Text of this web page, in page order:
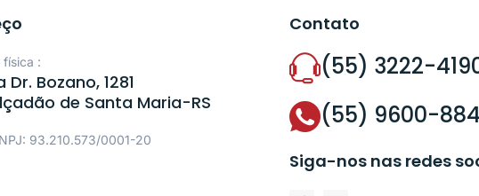
física :
Dr. Bozano, 1281
de Santa Maria-RS
93.210.573/0001-20
Contato
(55) 3222-
(55) 9600-
Siga-nos nas redes